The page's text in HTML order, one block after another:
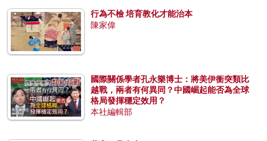
行為不檢 培育教化才能治本
陳家偉
國際關係學者孔永樂博士：將美伊衝突類比
越戰，兩者有何異同？中國崛起能否為全球
格局發揮穩定效用？
本社編輯部